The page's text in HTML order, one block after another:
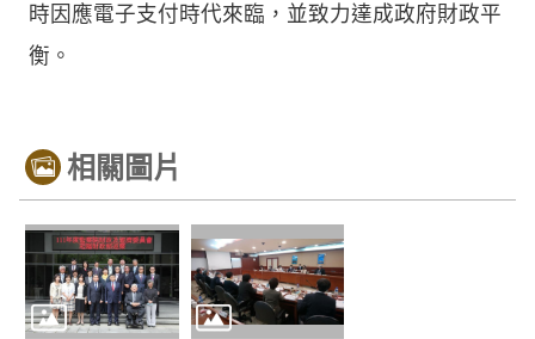
時因應電子支付時代來臨，並致力達成政府財政平
衡。
相關圖片